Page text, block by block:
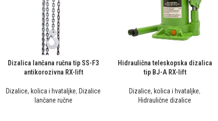
Dizalica lančana ručna tip SS-F3
antikorozivna RX-lift
Dizalice, kolica i hvataljke, Dizalice
lančane ručne
Hidraulična teleskopska dizalica
tip BJ-A RX-lift
Dizalice, kolica i hvataljke,
Hidraulične dizalice